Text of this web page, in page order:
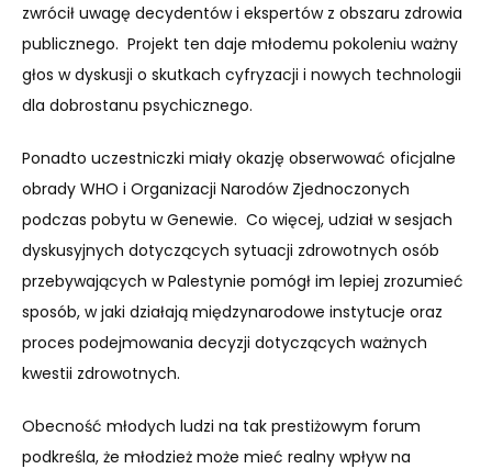
zwrócił uwagę decydentów i ekspertów z obszaru zdrowia
publicznego. Projekt ten daje młodemu pokoleniu ważny
głos w dyskusji o skutkach cyfryzacji i nowych technologii
dla dobrostanu psychicznego.
Ponadto uczestniczki miały okazję obserwować oficjalne
obrady WHO i Organizacji Narodów Zjednoczonych
podczas pobytu w Genewie. Co więcej, udział w sesjach
dyskusyjnych dotyczących sytuacji zdrowotnych osób
przebywających w Palestynie pomógł im lepiej zrozumieć
sposób, w jaki działają międzynarodowe instytucje oraz
proces podejmowania decyzji dotyczących ważnych
kwestii zdrowotnych.
Obecność młodych ludzi na tak prestiżowym forum
podkreśla, że młodzież może mieć realny wpływ na